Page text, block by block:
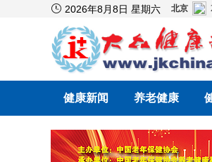
 2026年8月8日 星期六
健康新闻 养老健康